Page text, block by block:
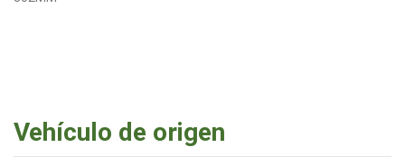
Vehículo de origen